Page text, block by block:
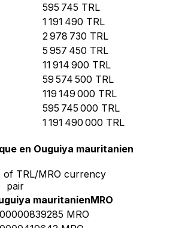
595 745 TRL
1 191 490 TRL
2 978 730 TRL
5 957 450 TRL
11 914 900 TRL
59 574 500 TRL
119 149 000 TRL
595 745 000 TRL
1 191 490 000 TRL
en Ouguiya mauritanien
of TRL/MRO currency
pair
mauritanienMRO
MRO